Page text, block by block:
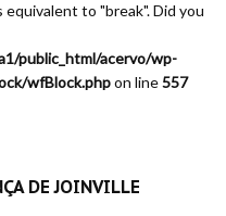
to "break". Did you
public_html/acervo/wp-
wfBlock.phpon line557
DE JOINVILLE